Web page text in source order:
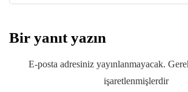
Bir yanıt yazın
E-posta adresiniz yayınlanmayacak.
işaretlenmişlerdir